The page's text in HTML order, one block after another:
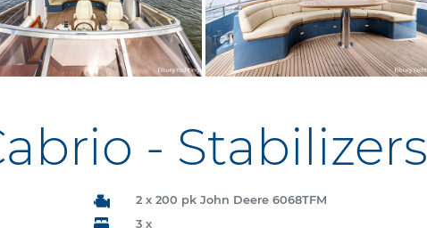
- Stabilizers
2 x 200 pk John Deere 6068TFM
3 x